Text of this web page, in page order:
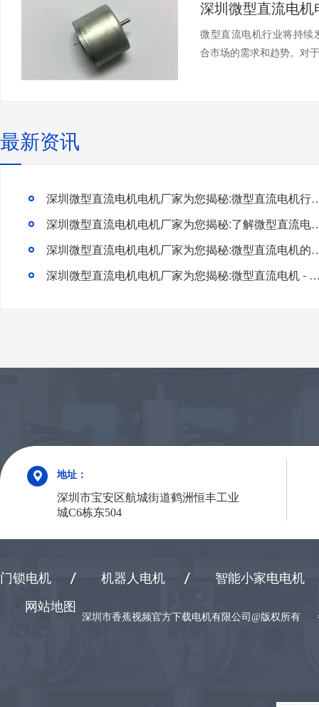
微型直流电机行业将持续
合市场的需求和趋势。
最新资讯
深圳微型直流电机电机厂家为您
深圳微型直流电机电机厂家为您揭
深圳微型直流电机电机厂家为
深圳微型直流电机电机厂家为您揭秘:微型直
地址：
深圳市宝安区航城街道鹤洲恒丰工业
城C6栋东504
门锁电机 机器人电机
智能小家电电机
网站地图
深圳市香蕉视频官方下载电机有限公司@版权所有